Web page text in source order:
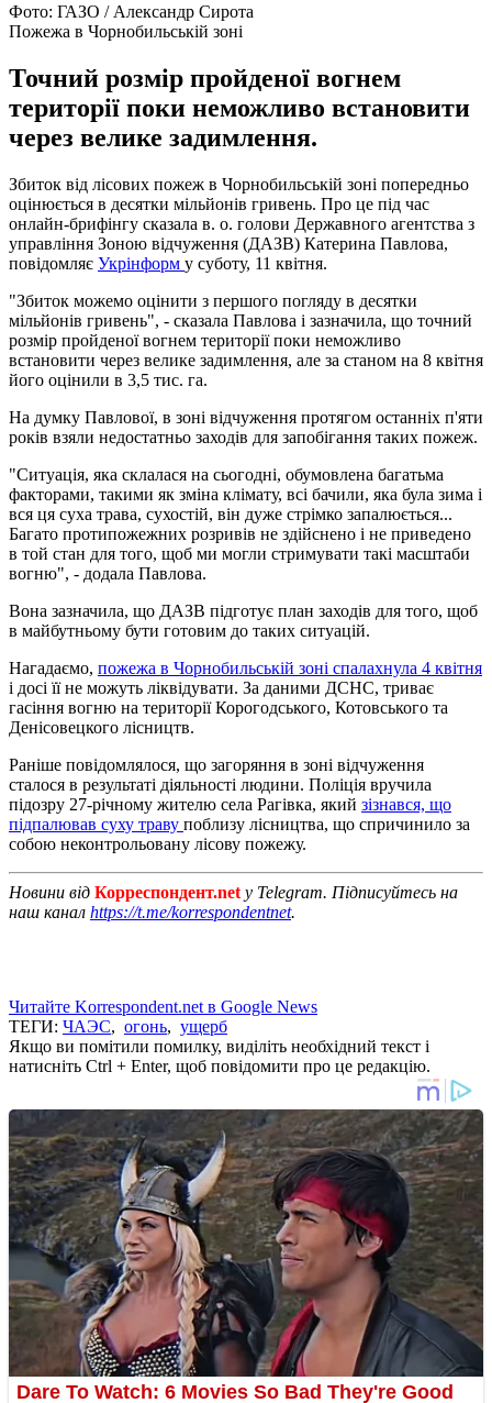
Фото: ГАЗО / Александр Сирота
Пожежа в Чорнобильській зоні
Точний розмір пройденої вогнем
території поки неможливо встановити
через велике задимлення.
Збиток від лісових пожеж в Чорнобильській зоні попередньо
оцінюється в десятки мільйонів гривень. Про це під час
онлайн-брифінгу сказала в. о. голови Державного агентства з
управління Зоною відчуження (ДАЗВ) Катерина Павлова,
повідомляє Укрінформ у суботу, 11 квітня.
"Збиток можемо оцінити з першого погляду в десятки
мільйонів гривень", - сказала Павлова і зазначила, що точний
розмір пройденої вогнем території поки неможливо
встановити через велике задимлення, але за станом на 8 квітня
його оцінили в 3,5 тис. га.
На думку Павлової, в зоні відчуження протягом останніх п'яти
років взяли недостатньо заходів для запобігання таких пожеж.
"Ситуація, яка склалася на сьогодні, обумовлена ​​багатьма
факторами, такими як зміна клімату, всі бачили, яка була зима і
вся ця суха трава, сухостій, він дуже стрімко запалюється...
Багато протипожежних розривів не здійснено і не приведено
в той стан для того, щоб ми могли стримувати такі масштаби
вогню", - додала Павлова.
Вона зазначила, що ДАЗВ підготує план заходів для того, щоб
в майбутньому бути готовим до таких ситуацій.
Нагадаємо, пожежа в Чорнобильській зоні спалахнула 4 квітня
і досі її не можуть ліквідувати. За даними ДСНС, триває
гасіння вогню на території Корогодського, Котовського та
Денісовецкого лісництв.
Раніше повідомлялося, що загоряння в зоні відчуження
сталося в результаті діяльності людини. Поліція вручила
підозру 27-річному жителю села Рагівка, який зізнався, що
підпалював суху траву поблизу лісництва, що спричинило за
собою неконтрольовану лісову пожежу.
Новини від Корреспондент.net у Telegram. Підписуйтесь на
наш канал https://t.me/korrespondentnet.
Читайте Korrespondent.net в Google News
ТЕГИ: ЧАЭС, огонь, ущерб
Якщо ви помітили помилку, виділіть необхідний текст і
натисніть Ctrl + Enter, щоб повідомити про це редакцію.